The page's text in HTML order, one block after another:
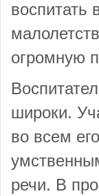
воспитать
огромную
широки.
во всем
речи. В